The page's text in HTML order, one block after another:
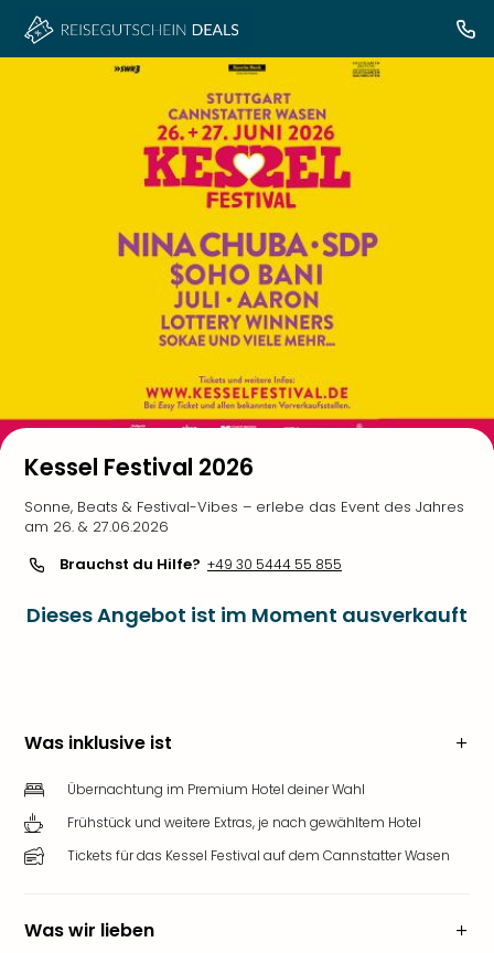
Kessel Festival 2026
Sonne, Beats & Festival-Vibes – erlebe das Event des Jahres
am 26. & 27.06.2026
Brauchst du Hilfe? +49 30 5444 55 855
Dieses Angebot ist im Moment ausverkauft
Was inklusive ist
Übernachtung im Premium Hotel deiner Wahl
Frühstück und weitere Extras, je nach gewähltem Hotel
Tickets für das Kessel Festival auf dem Cannstatter Wasen
Was wir lieben